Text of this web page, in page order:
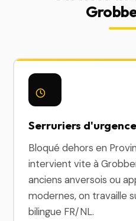
Serruriers
Bloqué dehors en
intervient vite à
anciens anversois ou
modernes, on travaille
bilingue FR/NL.